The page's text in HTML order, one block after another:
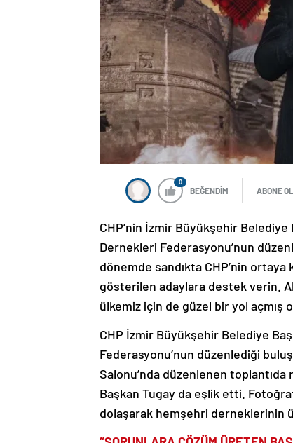
0
BEĞENDİM ABONE OL
CHP’nin İzmir Büyükşehir Belediye
Dernekleri Federasyonu’nun
dönemde sandıkta CHP’nin
gösterilen adaylara destek verin.
ülkemiz için de güzel bir yol açmış
CHP İzmir Büyükşehir Belediye
Federasyonu’nun düzenlediği
Salonu’nda düzenlenen
Başkan Tugay da eşlik etti.
dolaşarak hemşehri derneklerinin